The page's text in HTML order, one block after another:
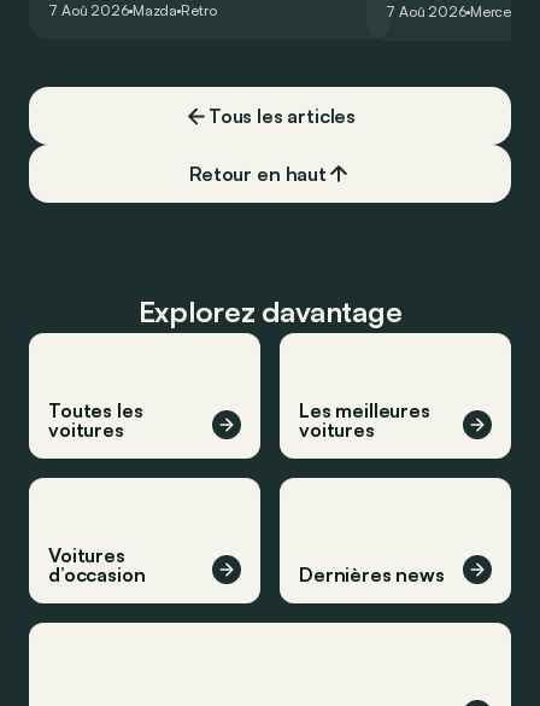
de la plus belle des manières…
7 Aoû 2026 Mazda Retro
moins…
7 Aoû 2026 Mercedes
Tous les articles
Retour en haut
Explorez davantage
Toutes les
voitures
Les meilleures
voitures
Voitures
d’occasion
Dernières news